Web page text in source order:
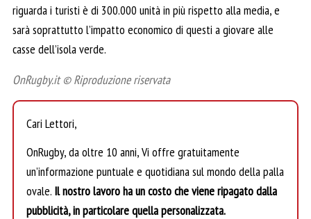
riguarda i turisti è di 300.000 unità in più rispetto alla media, e
sarà soprattutto l’impatto economico di questi a giovare alle
casse dell’isola verde.
OnRugby.it © Riproduzione riservata
Cari Lettori,
OnRugby, da oltre 10 anni, Vi offre gratuitamente
un’informazione puntuale e quotidiana sul mondo della palla
ovale. Il nostro lavoro ha un costo che viene ripagato dalla
pubblicità, in particolare quella personalizzata.